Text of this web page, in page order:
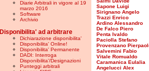
Diarie Arbitrali in vigore al 19
marzo 2016
Software
Archivio
Disponibilita' ad arbitrare
Dichiarazione disponibilita'
Disponibilita' Online!
Disponibilita' Permanente
DADI: Interroga
Disponibilita'/Designazioni
Punteggi arbitrali
Sapone Luigi
Sirignano Angelo
Trazzi Enrico
Ardino Alessandro
De Falco Piero
Penta Ivaldo
Paciolla Stefano
Provenzano
Salvemini Fabio
Vitale Romualdo
Caramanica Eulalia
Angelucci Alex